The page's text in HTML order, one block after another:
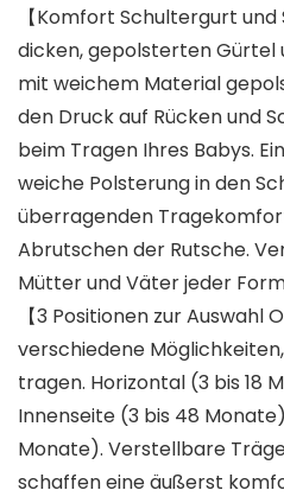
【Komfort Schultergurt
dicken, gepolsterten Gürtel
mit weichem Material
den Druck auf Rücken und
beim Tragen Ihres Babys.
weiche Polsterung in den
überragenden
Abrutschen der Rutsche.
Mütter und Väter jeder
【3 Positionen zur Auswahl
verschiedene
tragen. Horizontal (3 bis 18
Innenseite (3 bis 48
Monate). Verstellbare
schaffen eine äußerst